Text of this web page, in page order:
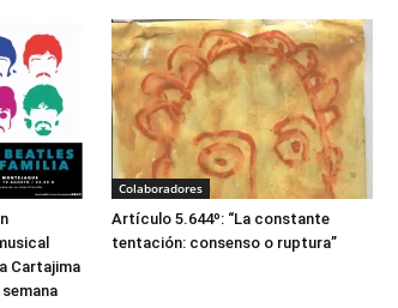
Cartajima
Colaboradores
Artículo 5.644º: “La constante
tentación: consenso o ruptura”